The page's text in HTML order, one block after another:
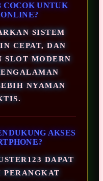
COCOK UNTUK
SISTEM
CEPAT, DAN
MODERN
NYAMAN
AKSES
DAPAT